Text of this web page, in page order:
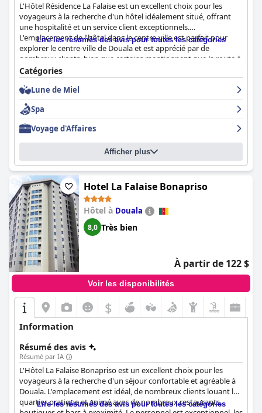
L'Hôtel Résidence La Falaise est un excellent choix pour les
voyageurs à la recherche d'un hôtel idéalement situé, offrant
une hospitalité et un service client exceptionnels.
L'emplacement de l'hôtel dans le centre-ville est parfait pour
explorer le centre-ville de Douala et est apprécié par de
nombreux clients, bien que certains mentionnent que la route à
proximité peut être bruyante. Le petit-déjeuner est un point fort
du séjour avec une bonne combinaison de cuisine locale et
internationale, des options variées et bien garnies. Les
chambres sont propres, fraîches et bien meublées avec une
literie confortable et une bonne disposition, bien que certains
clients aient trouvé la décoration basique et qu'il faudrait faire
plus d'efforts pour améliorer les installations sanitaires. La
propreté de l'hôtel est exceptionnelle, tant les espaces
communs que les chambres individuelles étant décrits comme
"impeccables". Le personnel est constamment loué pour son
hospitalité et son service client exceptionnels, les clients se
sentant extrêmement bien pris en charge, voire traités comme
des membres de la famille. Dans l'ensemble, l'Hôtel Résidence La
Falaise est un excellent choix pour les voyageurs à la recherche
d'un hôtel impeccable et bien rangé offrant une hospitalité et
un service client exceptionnels.
Lire les résumés des avis pour toutes les catégories
Catégories
Lune de Miel
Spa
Voyage d'Affaires
Afficher plus
Hotel La Falaise Bonapriso
Hôtel à Douala
8,0 Très bien
À partir de 122 $
Voir les disponibilités
$
Information
Résumé des avis
Résumé par IA
L'Hôtel La Falaise Bonapriso est un excellent choix pour les
voyageurs à la recherche d'un séjour confortable et agréable à
Douala. L'emplacement est idéal, de nombreux clients louant le
quartier pratique et animé avec de nombreux restaurants,
Lire les résumés des avis pour toutes les catégories